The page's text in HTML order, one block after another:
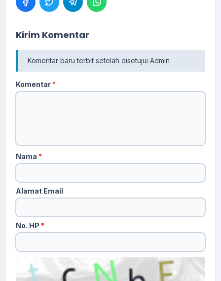
Kirim Komentar
Komentar baru terbit setelah disetujui Admin
Komentar*
Nama *
Alamat Email
No. HP *